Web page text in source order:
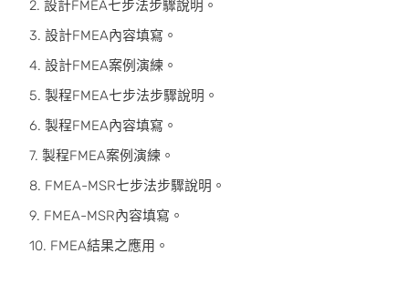
2. 設計FMEA七步法步驟說明。
3. 設計FMEA內容填寫。
4. 設計FMEA案例演練。
5. 製程FMEA七步法步驟說明。
6. 製程FMEA內容填寫。
7. 製程FMEA案例演練。
8. FMEA-MSR七步法步驟說明。
9. FMEA-MSR內容填寫。
10. FMEA結果之應用。